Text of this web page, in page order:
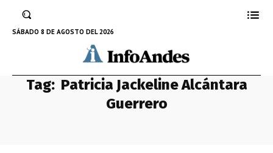
SÁBADO 8 DE AGOSTO DEL 2026
Tag: Patricia Jackeline Alcántara
Guerrero